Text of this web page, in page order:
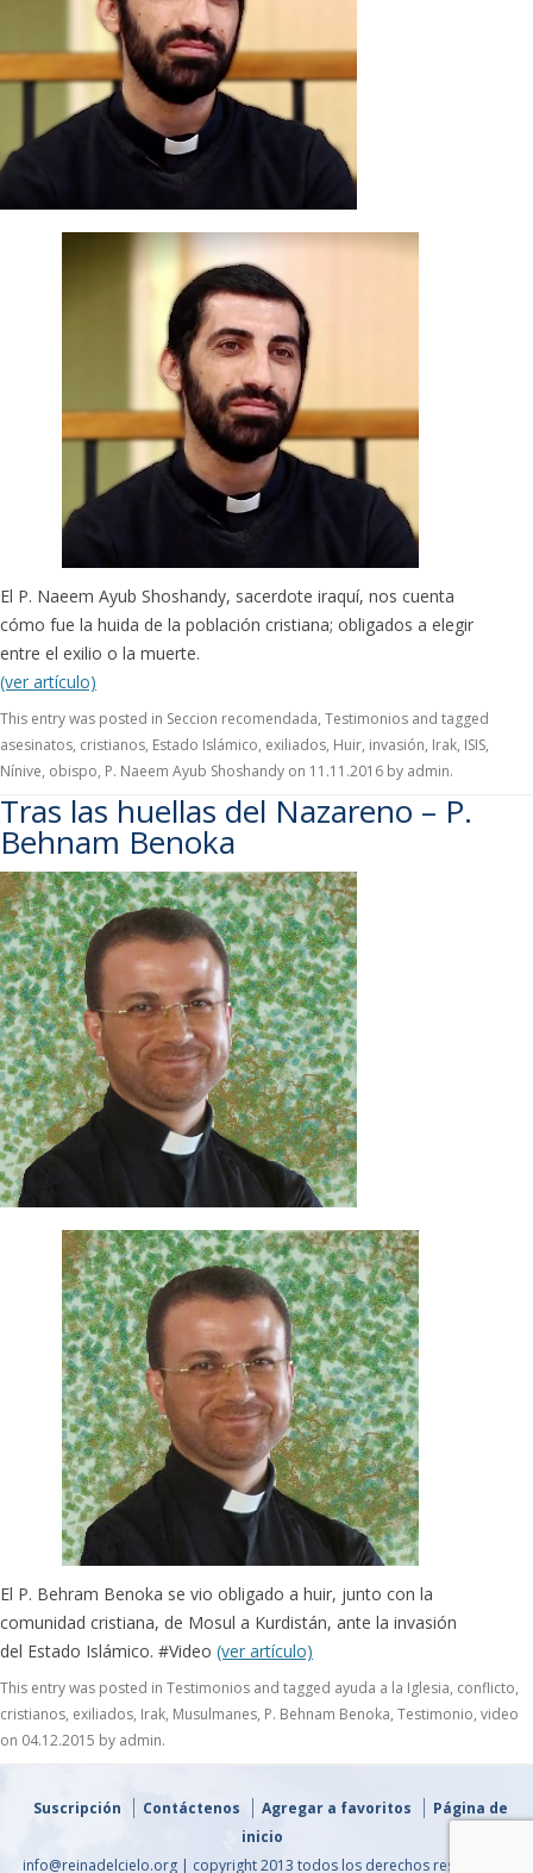
El P. Naeem Ayub Shoshandy, sacerdote iraquí, nos cuenta
cómo fue la huida de la población cristiana; obligados a elegir
entre el exilio o la muerte.
(ver artículo)
This entry was posted in Seccion recomendada, Testimonios and tagged
asesinatos, cristianos, Estado Islámico, exiliados, Huir, invasión, Irak, ISIS,
Nínive, obispo, P. Naeem Ayub Shoshandy on 11.11.2016 by admin.
Tras las huellas del Nazareno – P.
Behnam Benoka
El P. Behram Benoka se vio obligado a huir, junto con la
comunidad cristiana, de Mosul a Kurdistán, ante la invasión
del Estado Islámico. #Video (ver artículo)
This entry was posted in Testimonios and tagged ayuda a la Iglesia, conflicto,
cristianos, exiliados, Irak, Musulmanes, P. Behnam Benoka, Testimonio, video
on 04.12.2015 by admin.
Suscripción Contáctenos Agregar a favoritos
Página de
inicio
info@reinadelcielo.org | copyright 2013 todos los derechos reservados